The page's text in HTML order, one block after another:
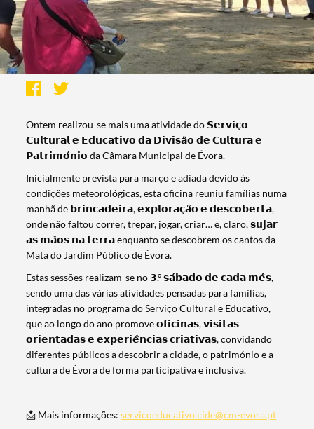
Ontem realizou-se mais uma atividade do 𝗦𝗲𝗿𝘃𝗶𝗰̧𝗼
𝗖𝘂𝗹𝘁𝘂𝗿𝗮𝗹 𝗲 𝗘𝗱𝘂𝗰𝗮𝘁𝗶𝘃𝗼 𝗱𝗮 𝗗𝗶𝘃𝗶𝘀𝗮̃𝗼 𝗱𝗲 𝗖𝘂𝗹𝘁𝘂𝗿𝗮 𝗲
𝗣𝗮𝘁𝗿𝗶𝗺𝗼́𝗻𝗶𝗼 da Câmara Municipal de Évora.
Inicialmente prevista para março e adiada devido às
condições meteorológicas, esta oficina reuniu famílias numa
manhã de 𝗯𝗿𝗶𝗻𝗰𝗮𝗱𝗲𝗶𝗿𝗮, 𝗲𝘅𝗽𝗹𝗼𝗿𝗮𝗰̧𝗮̃𝗼 𝗲 𝗱𝗲𝘀𝗰𝗼𝗯𝗲𝗿𝘁𝗮,
onde não faltou correr, trepar, jogar, criar… e, claro, 𝘀𝘂𝗷𝗮𝗿
𝗮𝘀 𝗺𝗮̃𝗼𝘀 𝗻𝗮 𝘁𝗲𝗿𝗿𝗮 enquanto se descobrem os cantos da
Mata do Jardim Público de Évora.
Estas sessões realizam-se no 𝟯.º 𝘀𝗮́𝗯𝗮𝗱𝗼 𝗱𝗲 𝗰𝗮𝗱𝗮 𝗺𝗲̂𝘀,
sendo uma das várias atividades pensadas para famílias,
integradas no programa do Serviço Cultural e Educativo,
que ao longo do ano promove 𝗼𝗳𝗶𝗰𝗶𝗻𝗮𝘀, 𝘃𝗶𝘀𝗶𝘁𝗮𝘀
𝗼𝗿𝗶𝗲𝗻𝘁𝗮𝗱𝗮𝘀 𝗲 𝗲𝘅𝗽𝗲𝗿𝗶𝗲̂𝗻𝗰𝗶𝗮𝘀 𝗰𝗿𝗶𝗮𝘁𝗶𝘃𝗮𝘀, convidando
diferentes públicos a descobrir a cidade, o património e a
cultura de Évora de forma participativa e inclusiva.
📩 Mais informações:servicoeducativo.cide@cm-evora.pt